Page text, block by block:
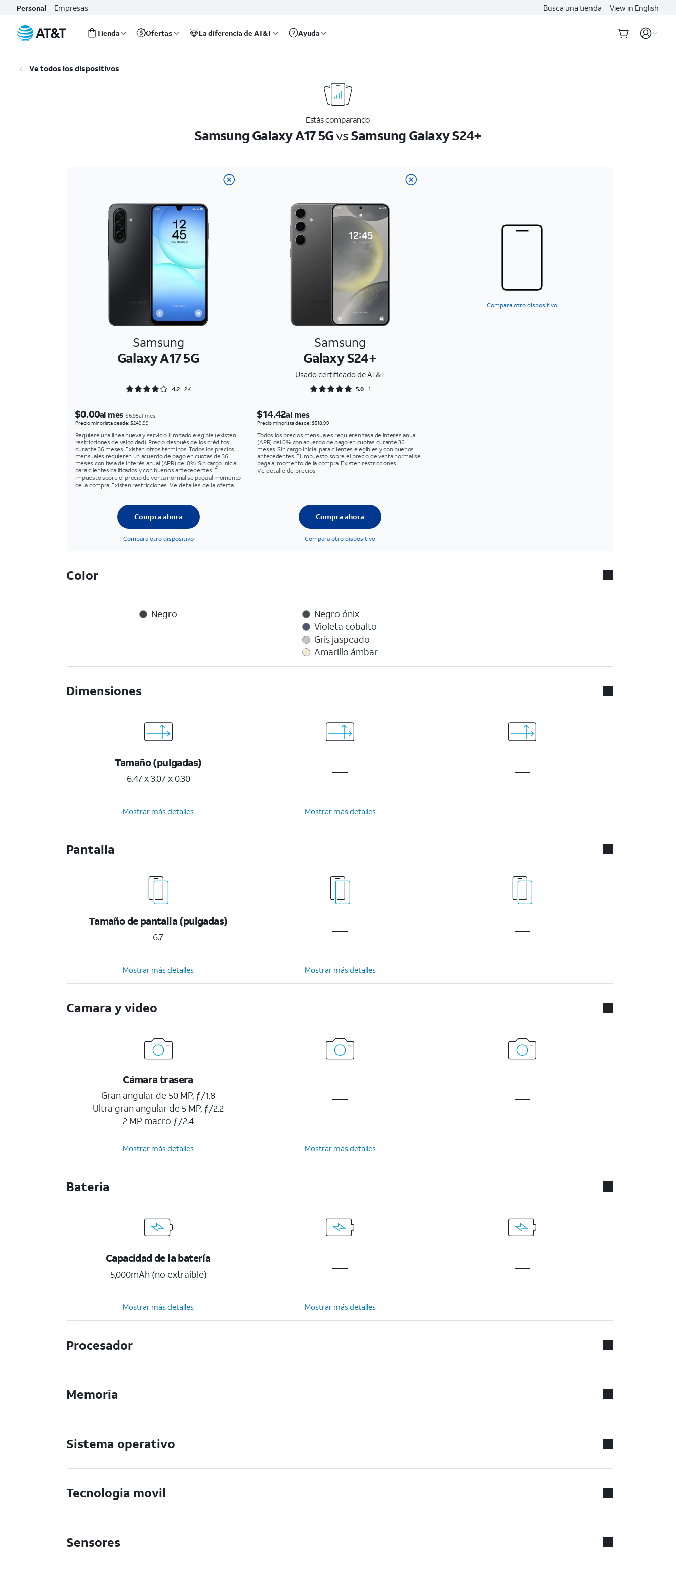
Personal Empresas Busca una tienda View in English
Tienda Ofertas La diferencia de AT&T Ayuda
Ve todos los dispositivos
Estás comparando
Samsung Galaxy A17 5GvsSamsung Galaxy S24+
Compara otro dispositivo
Samsung
Galaxy A17 5G
Samsung
Galaxy S24+
Usado certificado de AT&T
Rated 4.2147 out of 5
4.2 2K Rated 5 out of 5
5.0 1
$0.00al mes$6.95al mes
Precio minorista desde: $249.99
Requiere una línea nueva y servicio ilimitado elegible (existen
restricciones de velocidad). Precio después de los créditos
durante 36 meses. Existen otros términos. Todos los precios
mensuales requieren un acuerdo de pago en cuotas de 36
meses con tasa de interés anual (APR) del 0%. Sin cargo inicial
para clientes calificados y con buenos antecedentes. El
impuesto sobre el precio de venta normal se paga al momento
de la compra. Existen restricciones. Ve detalles de la oferta
$14.42al mes
Precio minorista desde: $518.99
Todos los precios mensuales requieren tasa de interés anual
(APR) del 0% con acuerdo de pago en cuotas durante 36
meses. Sin cargo inicial para clientes elegibles y con buenos
antecedentes. El impuesto sobre el precio de venta normal se
paga al momento de la compra. Existen restricciones.
Ve detalle de precios
Compra ahora
Compara otro dispositivo
Compra ahora
Compara otro dispositivo
Color
Negro
Negro ónix
Violeta cobalto
Gris jaspeado
Amarillo ámbar
Dimensiones
Tamaño (pulgadas)
6.47 x 3.07 x 0.30
Mostrar más detalles Mostrar más detalles
Pantalla
Tamaño de pantalla (pulgadas)
6.7
Mostrar más detalles Mostrar más detalles
Camara y video
Cámara trasera
Gran angular de 50 MP, ƒ/1.8
Ultra gran angular de 5 MP, ƒ/2.2
2 MP macro ƒ/2.4
Mostrar más detalles Mostrar más detalles
Bateria
Capacidad de la batería
5,000mAh (no extraíble)
Mostrar más detalles Mostrar más detalles
Procesador
Memoria
Sistema operativo
Tecnologia movil
Sensores